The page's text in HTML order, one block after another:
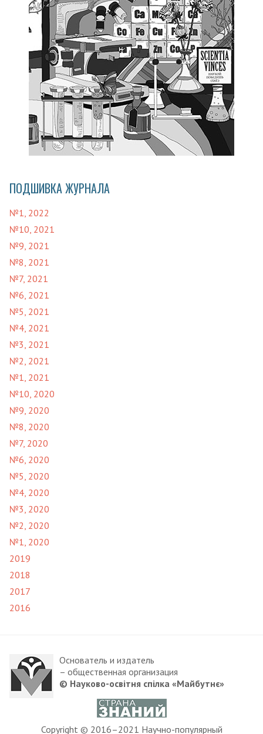
ПОДШИВКА ЖУРНАЛА
№1, 2022
№10, 2021
№9, 2021
№8, 2021
№7, 2021
№6, 2021
№5, 2021
№4, 2021
№3, 2021
№2, 2021
№1, 2021
№10, 2020
№9, 2020
№8, 2020
№7, 2020
№6, 2020
№5, 2020
№4, 2020
№3, 2020
№2, 2020
№1, 2020
2019
2018
2017
2016
Основатель и издатель
– общественная организация
© Науково-освітня спілка «Майбутнє»
Copyright © 2016–2021 Научно-популярный